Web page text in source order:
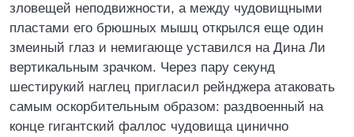
зловещей неподвижности, а между чудовищными
пластами его брюшных мышц открылся еще один
змеиный глаз и немигающе уставился на Дина Ли
вертикальным зрачком. Через пару секунд
шестирукий наглец пригласил рейнджера атаковать
самым оскорбительным образом: раздвоенный на
конце гигантский фаллос чудовища цинично